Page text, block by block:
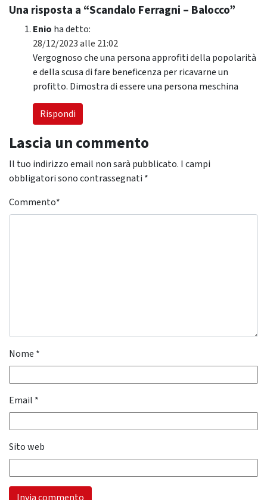
Una risposta a “Scandalo Ferragni – Balocco”
Enio ha detto:
28/12/2023 alle 21:02
Vergognoso che una persona approfiti della popolarità
e della scusa di fare beneficenza per ricavarne un
profitto. Dimostra di essere una persona meschina
Rispondi
Lascia un commento
Il tuo indirizzo email non sarà pubblicato. I campi
obbligatori sono contrassegnati *
Commento*
Nome *
Email *
Sito web